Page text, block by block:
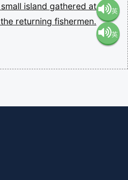
small island gathered at
the returning fishermen.
英
語（米
英